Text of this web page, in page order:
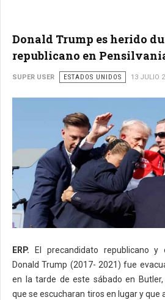
Donald Trump es herido
republicano en
SUPER USER ESTADOS UNIDOS 13 JULIO
ERP. El precandidato republicano y
Donald Trump (2017- 2021) fue
en la tarde de este sábado en Butler,
que se escucharan tiros en lugar y que